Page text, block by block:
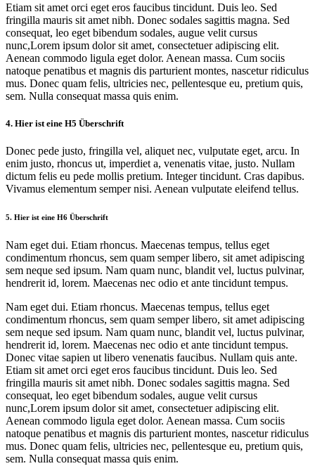
Etiam sit amet orci eget eros faucibus tincidunt. Duis leo. Sed
fringilla mauris sit amet nibh. Donec sodales sagittis magna. Sed
consequat, leo eget bibendum sodales, augue velit cursus
nunc,Lorem ipsum dolor sit amet, consectetuer adipiscing elit.
Aenean commodo ligula eget dolor. Aenean massa. Cum sociis
natoque penatibus et magnis dis parturient montes, nascetur ridiculus
mus. Donec quam felis, ultricies nec, pellentesque eu, pretium quis,
sem. Nulla consequat massa quis enim.
4. Hier ist eine H5 Überschrift
Donec pede justo, fringilla vel, aliquet nec, vulputate eget, arcu. In
enim justo, rhoncus ut, imperdiet a, venenatis vitae, justo. Nullam
dictum felis eu pede mollis pretium. Integer tincidunt. Cras dapibus.
Vivamus elementum semper nisi. Aenean vulputate eleifend tellus.
5. Hier ist eine H6 Überschrift
Nam eget dui. Etiam rhoncus. Maecenas tempus, tellus eget
condimentum rhoncus, sem quam semper libero, sit amet adipiscing
sem neque sed ipsum. Nam quam nunc, blandit vel, luctus pulvinar,
hendrerit id, lorem. Maecenas nec odio et ante tincidunt tempus.
Nam eget dui. Etiam rhoncus. Maecenas tempus, tellus eget
condimentum rhoncus, sem quam semper libero, sit amet adipiscing
sem neque sed ipsum. Nam quam nunc, blandit vel, luctus pulvinar,
hendrerit id, lorem. Maecenas nec odio et ante tincidunt tempus.
Donec vitae sapien ut libero venenatis faucibus. Nullam quis ante.
Etiam sit amet orci eget eros faucibus tincidunt. Duis leo. Sed
fringilla mauris sit amet nibh. Donec sodales sagittis magna. Sed
consequat, leo eget bibendum sodales, augue velit cursus
nunc,Lorem ipsum dolor sit amet, consectetuer adipiscing elit.
Aenean commodo ligula eget dolor. Aenean massa. Cum sociis
natoque penatibus et magnis dis parturient montes, nascetur ridiculus
mus. Donec quam felis, ultricies nec, pellentesque eu, pretium quis,
sem. Nulla consequat massa quis enim.